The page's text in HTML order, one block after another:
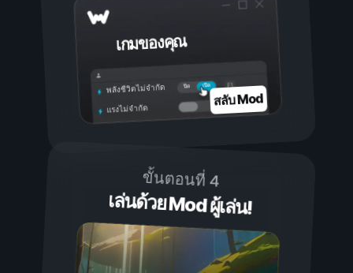
เกมของคุณ
เปิด
ปิด
พลังชีวิตไม่จำกัด
แรงไม่จำกัด สลับ Mod
ขั้นตอนที่ 4
เล่นด้วย Mod ผู้เล่น!